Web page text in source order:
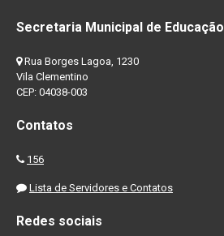
Secretaria Municipal de Educação
Rua Borges Lagoa, 1230
Vila Clementino
CEP: 04038-003
Contatos
156
Lista de Servidores e Contatos
Redes sociais